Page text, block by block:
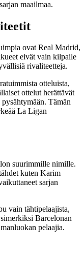
maailmaa.
ovat Real Madrid,
eivät vain kilpaile
rivaliteetteja.
otteluista,
ottelut herättävät
Tämän
La Ligan
suurimmille nimille.
kuten Karim
sarjan
vain tähtipelaajista,
Barcelonan
pelaajia.